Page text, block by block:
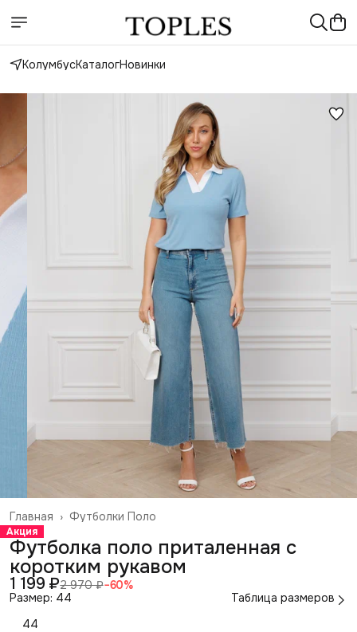
КолумбусКаталогНовинки
Футболки Поло
Главная ›
Акция
Футболка поло приталенная с
коротким рукавом
1 199 ₽2 970 ₽−60%
Размер: 44
Таблица размеров
44